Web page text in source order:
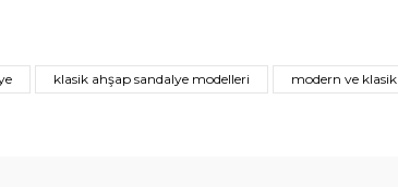
klasik ahşap sandalye modelleri modern ve klasik